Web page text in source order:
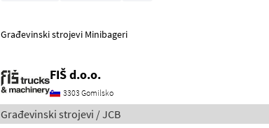
Građevinski strojevi Minibageri
FIŠ d.o.o.
3303 Gomilsko
Građevinski strojevi / JCB